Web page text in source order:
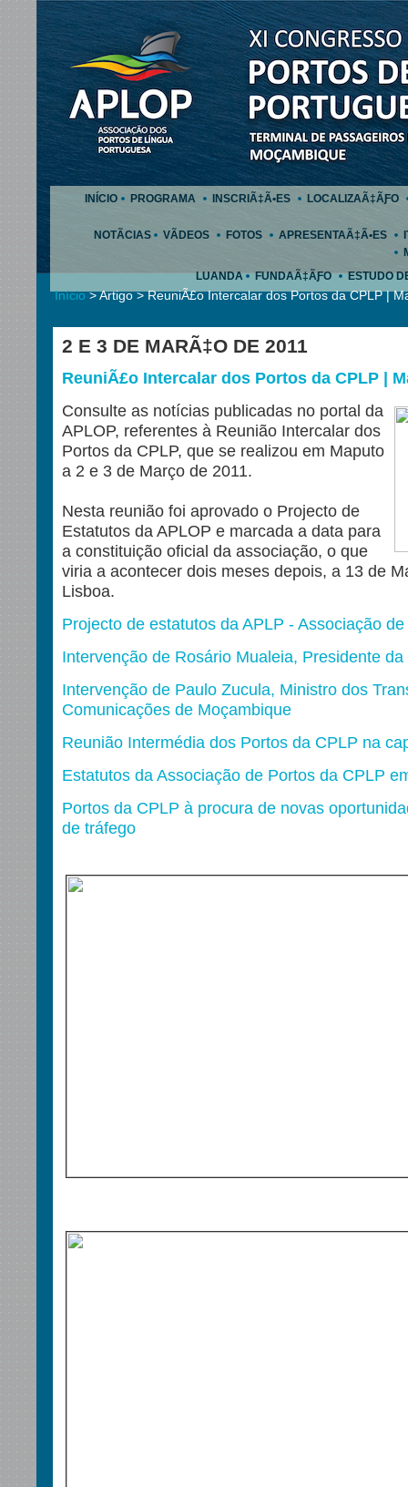
INÍCIO PROGRAMA INSCRIÃ‡Ã•ES LOCALIZAÃ‡ÃƑO
NOTÃCIAS VÃDEOS FOTOS APRESENTAÃ‡Ã•ES
LUANDA
FUNDAÃ‡ÃƑO ESTUDO
Início> Artigo > ReuniÃ£o Intercalar dos Portos da CPLP |
2 E 3 DE MARÃ‡O DE 2011
ReuniÃ£o Intercalar dos Portos da CPLP |
Consulte as notícias publicadas no portal da
APLOP, referentes à Reunião Intercalar dos
Portos da CPLP, que se realizou em Maputo
a 2 e 3 de Março de 2011.
Nesta reunião foi aprovado o Projecto de
Estatutos da APLOP e marcada a data para
a constituição oficial da associação, o que
viria a acontecer dois meses depois, a 13 de
Lisboa.
Projecto de estatutos da APLP - Associação
Intervenção de Rosário Mualeia, Presidente da
Intervenção de Paulo Zucula, Ministro dos
Comunicações de Moçambique
Reunião Intermédia dos Portos da CPLP na
Estatutos da Associação de Portos da CPLP
Portos da CPLP à procura de novas
de tráfego